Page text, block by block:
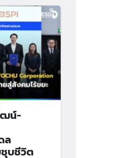
ฒน์-
ล
บชีวิต